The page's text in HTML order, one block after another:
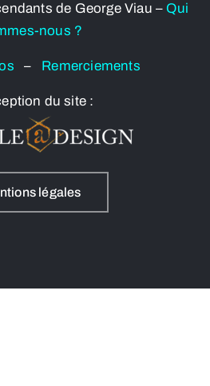
de George Viau – Qui
nous ?
– Remerciements
du site :
légales